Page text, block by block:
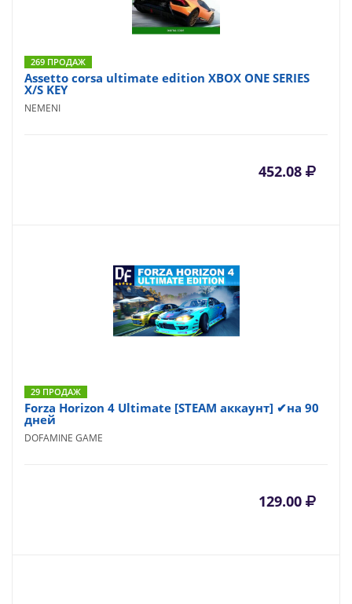
269 ПРОДАЖ
Assetto corsa ultimate edition XBOX ONE SERIES
X/S KEY
NEMENI
452.08
29 ПРОДАЖ
Forza Horizon 4 Ultimate [STEAM аккаунт] ✔на 90
дней
DOFAMINE GAME
129.00